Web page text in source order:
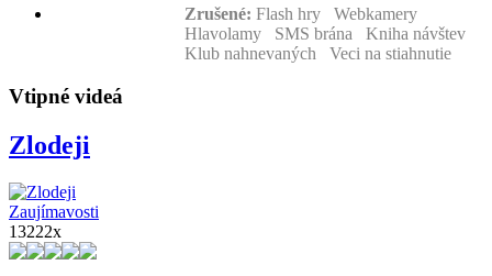
Zrušené: Flash hry Webkamery
Hlavolamy SMS brána Kniha návštev
Klub nahnevaných Veci na stiahnutie
Vtipné videá
Zlodeji
Zaujímavosti
13222x